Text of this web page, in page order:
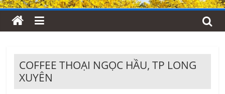
COFFEE THOẠI NGỌC HẦU, TP LONG
XUYÊN